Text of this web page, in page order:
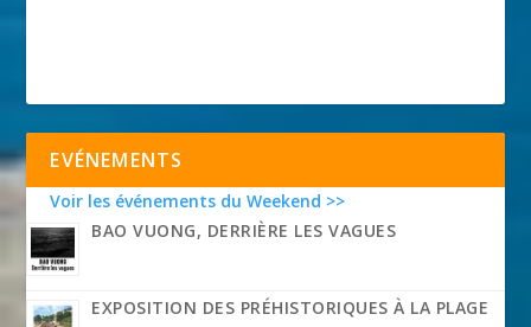
EVÉNEMENTS
Voir les événements du Weekend >>
BAO VUONG, DERRIÈRE LES VAGUES
EXPOSITION DES PRÉHISTORIQUES À LA PLAGE